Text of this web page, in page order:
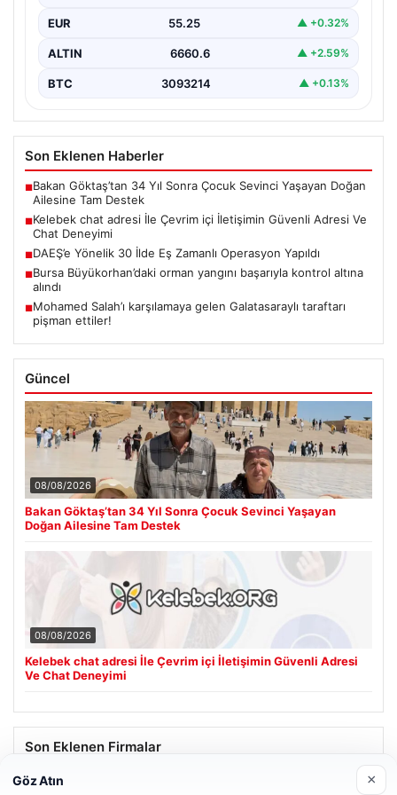
EUR 55.25 ▲ +0.32%
ALTIN 6660.6 ▲ +2.59%
BTC 3093214 ▲ +0.13%
Son Eklenen Haberler
■Bakan Göktaş’tan 34 Yıl Sonra Çocuk Sevinci Yaşayan Doğan
Ailesine Tam Destek
■Kelebek chat adresi İle Çevrim içi İletişimin Güvenli Adresi Ve
Chat Deneyimi
■DAEŞ’e Yönelik 30 İlde Eş Zamanlı Operasyon Yapıldı
■Bursa Büyükorhan’daki orman yangını başarıyla kontrol altına
alındı
■Mohamed Salah’ı karşılamaya gelen Galatasaraylı taraftarı
pişman ettiler!
Güncel
08/08/2026
Bakan Göktaş’tan 34 Yıl Sonra Çocuk Sevinci Yaşayan
Doğan Ailesine Tam Destek
08/08/2026
Kelebek chat adresi İle Çevrim içi İletişimin Güvenli Adresi
Ve Chat Deneyimi
Son Eklenen Firmalar
Hastaş Beton
Göz Atın ×